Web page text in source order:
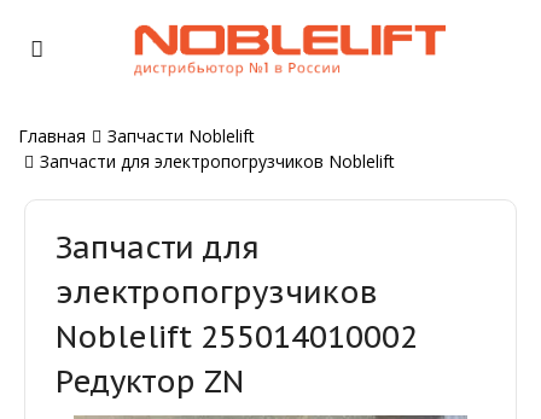
Главная
Запчасти Noblelift
Запчасти для электропогрузчиков Noblelift
Запчасти для
электропогрузчиков
Noblelift 255014010002
Редуктор ZN